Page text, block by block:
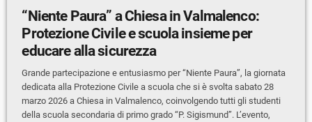
“Niente Paura” a Chiesa in Valmalenco:
Protezione Civile e scuola insieme per
educare alla sicurezza
Grande partecipazione e entusiasmo per “Niente Paura”, la giornata
dedicata alla Protezione Civile a scuola che si è svolta sabato 28
marzo 2026 a Chiesa in Valmalenco, coinvolgendo tutti gli studenti
della scuola secondaria di primo grado “P. Sigismund”. L’evento,